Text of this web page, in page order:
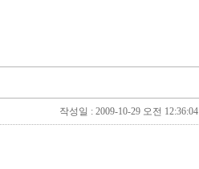
작성일 : 2009-10-29 오전 12:36:04